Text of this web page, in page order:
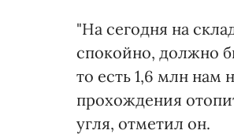
"На сегодня на
спокойно, должно
то есть 1,6 млн нам
прохождения
угля, отметил он.